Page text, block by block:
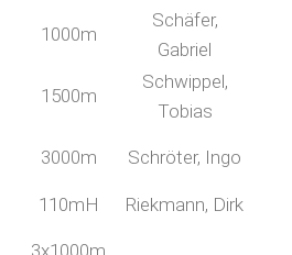
1000m
Schäfer,
Gabriel
1500m
Schwippel,
Tobias
3000m Schröter, Ingo
110mH
Riekmann, Dirk
3x1000m